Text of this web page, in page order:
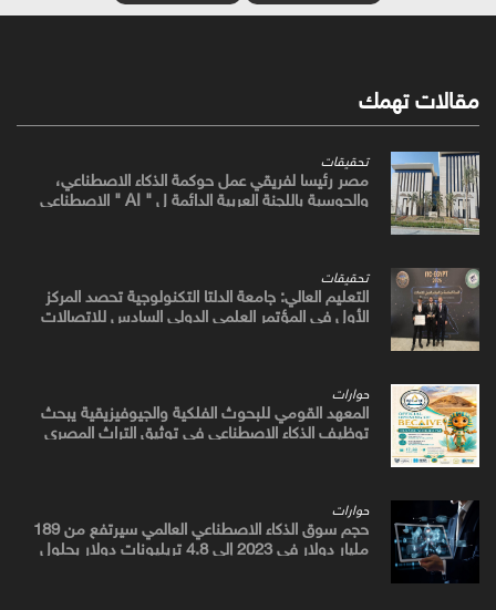
مقالات تهمك
تحقيقات
مصر رئيسا لفريقي عمل حوكمة الذكاء الاصطناعي،
والحوسبة باللجنة العربية الدائمة ل " AI " الاصطناعي
تحقيقات
التعليم العالي: جامعة الدلتا التكنولوجية تحصد المركز
الأول في المؤتمر العلمي الدولي السادس للاتصالات
حوارات
المعهد القومي للبحوث الفلكية والجيوفيزيقية يبحث
توظيف الذكاء الاصطناعي في توثيق التراث المصري
حوارات
حجم سوق الذكاء الاصطناعي العالمي سيرتفع من 189
مليار دولار في 2023 إلى 4.8 تريليونات دولار بحلول